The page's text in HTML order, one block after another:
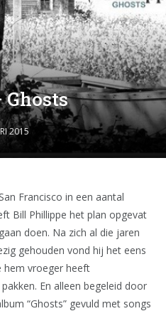
2015
Francisco in een aantal
Bill Phillippe het plan opgevat
doen. Na zich al die jaren
gehouden vond hij het eens
hem vroeger heeft
En alleen begeleid door
“Ghosts” gevuld met songs